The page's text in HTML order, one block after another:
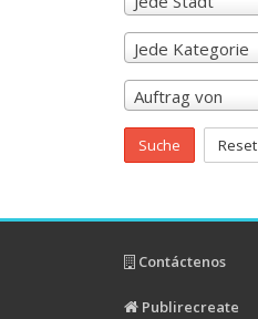
Jede Kategorie
Auftrag von
Suche Reset
Contáctenos
Publirecreate